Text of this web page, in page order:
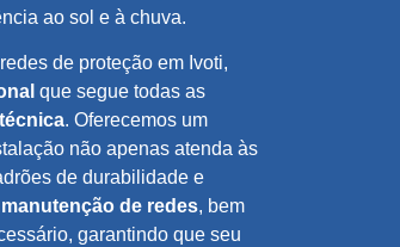
ao sol e à chuva.
de proteção em Ivoti,
que segue todas as
. Oferecemos um
não apenas atenda às
de durabilidade e
manutenção de redes, bem
garantindo que seu